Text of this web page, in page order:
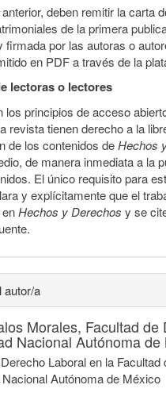
deben remitir la carta
de la primera
firmada por las autoras o
en PDF a través de la
lectoras o lectores
los principios de acceso
revista tienen derecho a la
de los contenidos deHechos
de manera inmediata a la
El único requisito para
y explícitamente que el
Hechos y Derechos y se
autor/a
Morales, Facultad de
Nacional Autónoma de
Laboral en la Facultad
Autónoma de México